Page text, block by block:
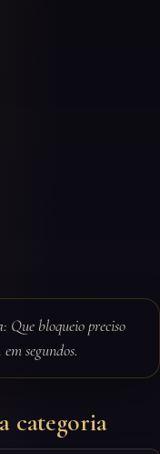
bloqueio preciso
segundos.
categoria